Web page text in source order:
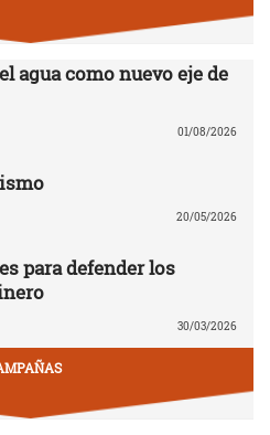
agua como nuevo eje de
01/08/2026
20/05/2026
para defender los
30/03/2026